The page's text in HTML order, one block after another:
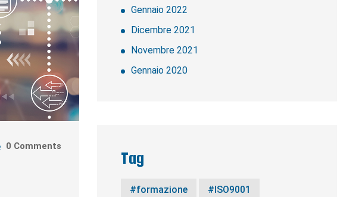
0 Comments
Gennaio 2022
Dicembre 2021
Novembre 2021
Gennaio 2020
Tag
#formazione #ISO9001